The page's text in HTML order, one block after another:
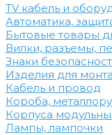
TV кабель и
Автоматика,
Бытовые товары
Вилки, разъемы,
Знаки
Изделия для
Кабель и провод
Короба,
Корпуса
Лампы, лампочки